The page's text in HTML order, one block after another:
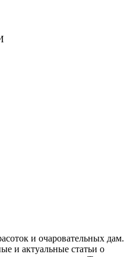
и очаровательных дам.
и актуальные статьи о